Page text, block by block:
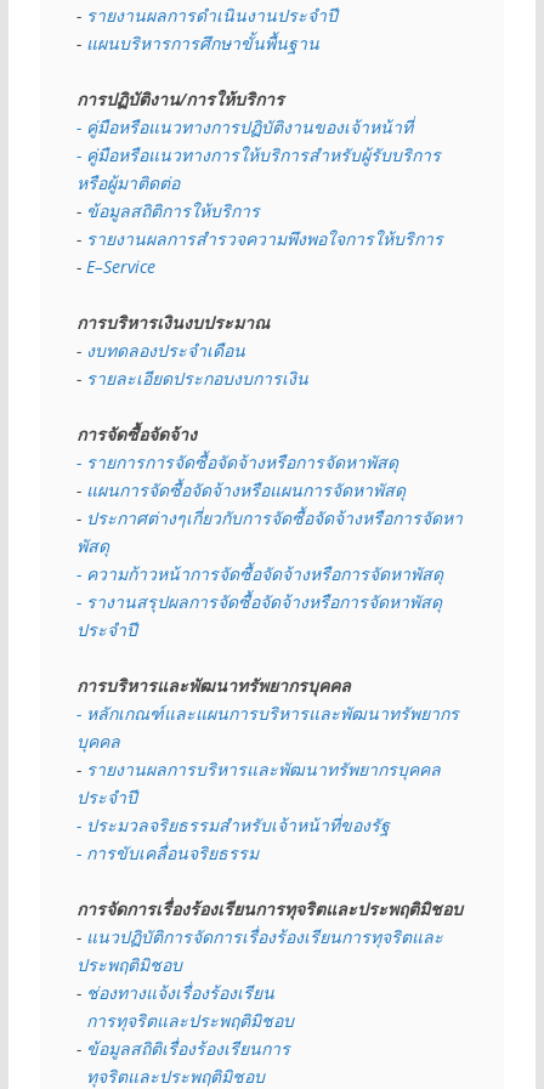
- รายงานผลการดำเนินงานประจำปี
- แผนบริหารการศึกษาขั้นพื้นฐาน
การปฏิบัติงาน/การให้บริการ
- คู่มือหรือแนวทางการปฏิบัติงานของเจ้าหน้าที่
- คู่มือหรือแนวทางการให้บริการสำหรับผู้รับบริการ
หรือผู้มาติดต่อ
- ข้อมูลสถิติการให้บริการ
- รายงานผลการสำรวจความพึงพอใจการให้บริการ
- E–Service
การบริหารเงินงบประมาณ
- งบทดลองประจำเดือน
- รายละเอียดประกอบงบการเงิน
การจัดซื้อจัดจ้าง
- รายการการจัดซื้อจัดจ้างหรือการจัดหาพัสดุ
- แผนการจัดซื้อจัดจ้างหรือแผนการจัดหาพัสดุ
- ประกาศต่างๆเกี่ยวกับการจัดซื้อจัดจ้างหรือการจัดหา
พัสดุ
- ความก้าวหน้าการจัดซื้อจัดจ้างหรือการจัดหาพัสดุ
- รางานสรุปผลการจัดซื้อจัดจ้างหรือการจัดหาพัสดุ
ประจำปี
การบริหารและพัฒนาทรัพยากรบุคคล
- หลักเกณฑ์และแผนการบริหารและพัฒนาทรัพยากร
บุคคล
- รายงานผลการบริหารและพัฒนาทรัพยากรบุคคล
ประจำปี
- ประมวลจริยธรรมสำหรับเจ้าหน้าที่ของรัฐ
- การขับเคลื่อนจริยธรรม
การจัดการเรื่องร้องเรียนการทุจริตและประพฤติมิชอบ
- แนวปฏิบัติการจัดการเรื่องร้องเรียนการทุจริตและ
ประพฤติมิชอบ
- ช่องทางแจ้งเรื่องร้องเรียน
  การทุจริตและประพฤติมิชอบ
- ข้อมูลสถิติเรื่องร้องเรียนการ
  ทุจริตและประพฤติมิชอบ